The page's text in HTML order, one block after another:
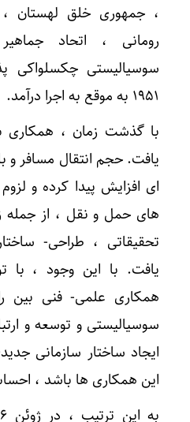
، جمهوری خلق لهستان
رومانی ، اتحاد
سوسیالیستی چکسلواکی
۱۹۵۱ به موقع به اجرا درآمد.
با گذشت زمان ، همکاری
یافت. حجم انتقال مسافر و
ای افزایش پیدا کرده و
های حمل و نقل ، از جمله
تحقیقاتی ، طراحی-
یافت. با این وجود ، با
همکاری علمی- فنی بین
سوسیالیستی و توسعه و
ایجاد ساختار سازمانی
این همکاری ها باشد ،